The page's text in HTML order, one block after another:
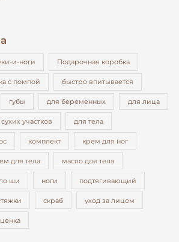
и-ноги Подарочная коробка
с помпой быстро впитывается
губы для беременных для лица
участков для тела
комплект крем для ног
для тела масло для тела
ши ноги подтягивающий
скраб уход за лицом